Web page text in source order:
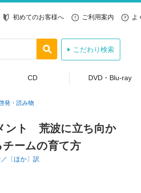
初めてのお客様へ ご利用案内 よ
こだわり検索
CD DVD・Blu-ray
発・読み物
ント 荒波に立ち向か
ームの育て方
〔ほか〕訳